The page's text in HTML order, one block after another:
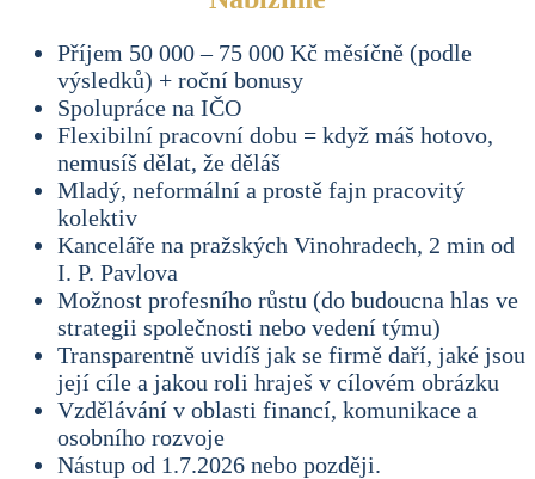
Příjem 50 000 – 75 000 Kč měsíčně (podle
výsledků) + roční bonusy
Spolupráce na IČO
Flexibilní pracovní dobu = když máš hotovo,
nemusíš dělat, že děláš
Mladý, neformální a prostě fajn pracovitý
kolektiv
Kanceláře na pražských Vinohradech, 2 min od
I. P. Pavlova
Možnost profesního růstu (do budoucna hlas ve
strategii společnosti nebo vedení týmu)
Transparentně uvidíš jak se firmě daří, jaké jsou
její cíle a jakou roli hraješ v cílovém obrázku
Vzdělávání v oblasti financí, komunikace a
osobního rozvoje
Nástup od 1.7.2026 nebo později.